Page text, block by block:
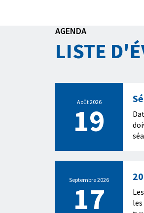
AGENDA
LISTE
Août 2026
19
Septembre 2026
17